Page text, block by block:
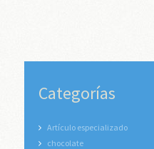
Categorías
Artículo especializado
chocolate